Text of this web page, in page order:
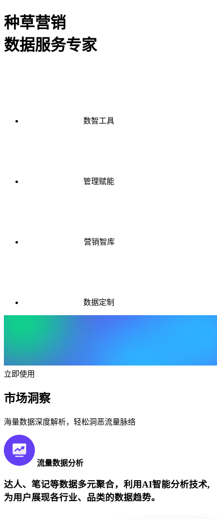
种草营销
数据服务专家
数智工具
管理赋能
营销智库
数据定制
立即使用
市场洞察
海量数据深度解析，轻松洞恶流量脉络
流量数据分析
达人、笔记等数据多元聚合，利用AI智能分析技术,
为用户展现各行业、品类的数据趋势。